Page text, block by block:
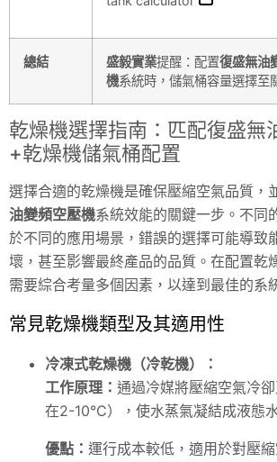
總結 盛毅實業提醒：配置復盛無油
機系統時，儲氣桶容量選擇至
乾燥機選擇指南：匹配復盛無
+乾燥機儲氣桶配置
選擇合適的乾燥機是確保壓縮空氣品質，
油變頻空壓機系統效能的關鍵一步。不同
於不同的應用場景，錯誤的選擇可能導致
壞，甚至影響最終產品的品質。在配置乾
需要綜合考量多個因素，以達到最佳的系
常見乾燥機類型及其適用性
冷凍式乾燥機（冷乾機）：
工作原理： 通過冷媒將壓縮空氣冷
在2-10°C），使水蒸氣凝結成液態
優點： 運行成本較低，適用於對壓